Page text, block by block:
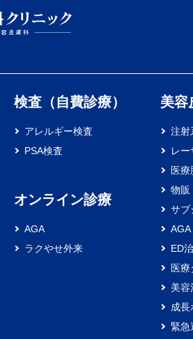
検査（自費診療）
アレルギー検査
PSA検査
オンライン診療
AGA
ラクやせ外来
美容
注射
レ
医療
物販
サブ
AGA
ED
医療
美容
成長
緊急